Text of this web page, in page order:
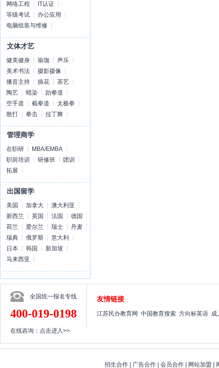
网络工程
IT认证
等级考试
办公应用
电脑组装与维修
文体才艺
健美健身 瑜珈
声乐
美术书法
摄影摄像
播音主持
插花
茶艺
陶艺
蜡染
跆拳道
空手道
截拳道
太极拳
散打
拳击 拉丁舞
管理商学
在职研
MBA/EMBA
职前培训
研修班
团训
拓展
出国留学
美国 加拿大
澳大利亚
新西兰
英国 法国
德国
荷兰
爱尔兰 瑞士
丹麦
瑞典
俄罗斯
意大利
日本
韩国
新加坡
马来西亚
全国统一报名专线
400-019-0198
在线咨询： 点击进入>>
友情链接
江苏民办教育网 中国教育搜索 方向标英语 成
招生合作| 广告合作| 会员合作| 网站加盟